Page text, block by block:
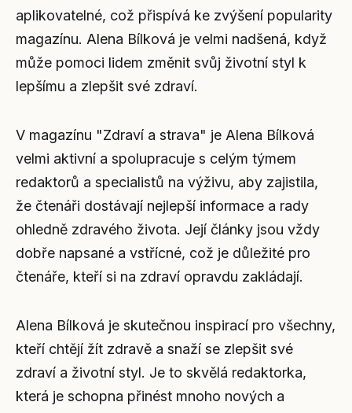
aplikovatelné, což přispívá ke zvýšení popularity
magazínu. Alena Bílková je velmi nadšená, když
může pomoci lidem změnit svůj životní styl k
lepšímu a zlepšit své zdraví.
V magazínu "Zdraví a strava" je Alena Bílková
velmi aktivní a spolupracuje s celým týmem
redaktorů a specialistů na výživu, aby zajistila,
že čtenáři dostávají nejlepší informace a rady
ohledně zdravého života. Její články jsou vždy
dobře napsané a vstřícné, což je důležité pro
čtenáře, kteří si na zdraví opravdu zakládají.
Alena Bílková je skutečnou inspirací pro všechny,
kteří chtějí žít zdravě a snaží se zlepšit své
zdraví a životní styl. Je to skvělá redaktorka,
která je schopna přinést mnoho nových a